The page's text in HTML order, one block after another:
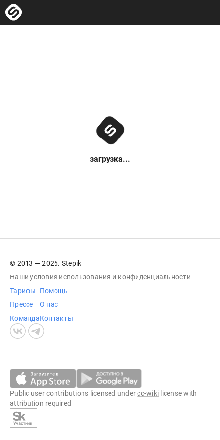
загрузка...
© 2013 — 2026. Stepik
Наши условия использования и конфиденциальности
Тарифы
Прессе
Команда
Помощь
О нас
Контакты
Public user contributions licensed undercc-wiki license with
attribution required